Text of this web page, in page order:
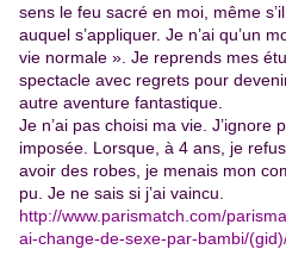
sens le feu sacré en moi, même
auquel s’appliquer. Je n’ai qu’un
vie normale ». Je reprends mes
spectacle avec regrets pour
autre aventure fantastique.
Je n’ai pas choisi ma vie.
imposée. Lorsque, à 4 ans, je
avoir des robes, je menais mon
pu. Je ne sais si j’ai vaincu.
http://www.parismatch.com/
ai-change-de-sexe-par-bambi/